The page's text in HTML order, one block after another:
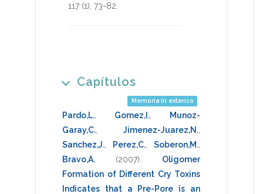
117 (1), 73-82
Capítulos
Memoria in extenso
Pardo,L. Gomez,I.
Munoz-
Garay,C.
Jimenez-Juarez,N.
Sanchez,J.
Perez,C. Soberon,M.
Bravo,A.
(2007)
Oligomer
Formation of Different Cry Toxins
Indicates that a Pre-Pore is an